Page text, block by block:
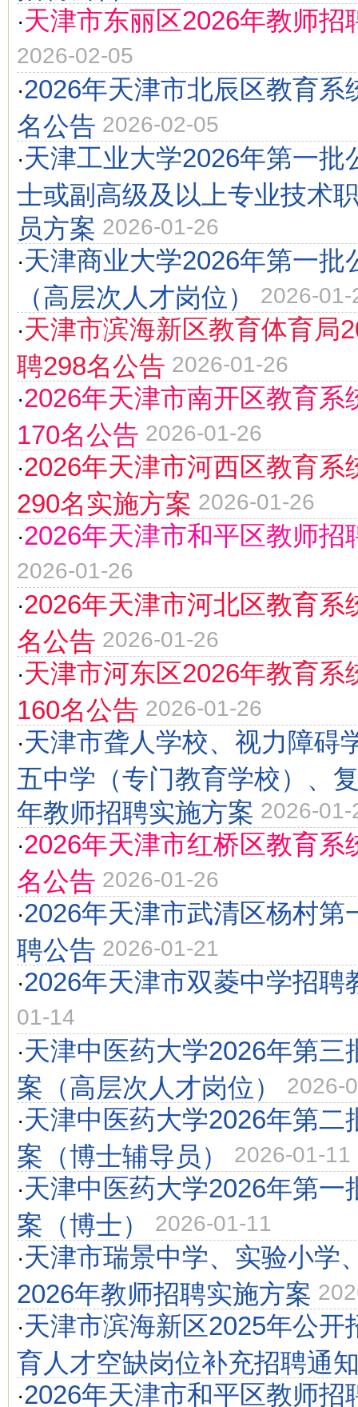
·天津市东丽区2026年教师招
2026-02-05
·2026年天津市北辰区教育系
名公告 2026-02-05
·天津工业大学2026年第一批
士或副高级及以上专业技术
员方案 2026-01-26
·天津商业大学2026年第一批
（高层次人才岗位）
2026-01-
·天津市滨海新区教育体育局
聘298名公告 2026-01-26
·2026年天津市南开区教育系
170名公告 2026-01-26
·2026年天津市河西区教育系
290名实施方案 2026-01-26
·2026年天津市和平区教师招
2026-01-26
·2026年天津市河北区教育系
名公告 2026-01-26
·天津市河东区2026年教育系
160名公告 2026-01-26
·天津市聋人学校、视力障碍
五中学（专门教育学校）、
年教师招聘实施方案 2026-01-
·2026年天津市红桥区教育系
名公告 2026-01-26
·2026年天津市武清区杨村第
聘公告 2026-01-21
·2026年天津市双菱中学招聘
01-14
·天津中医药大学2026年第三
案（高层次人才岗位）
2026-
·天津中医药大学2026年第二
案（博士辅导员）
2026-01-11
·天津中医药大学2026年第一
案（博士）
2026-01-11
·天津市瑞景中学、实验小学
2026年教师招聘实施方案
·天津市滨海新区2025年公开
育人才空缺岗位补充招聘通
·2026年天津市和平区教师招